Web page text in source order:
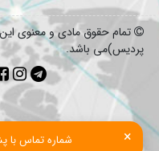
تمام حقوق مادی و معنوی
پردیس)می باشد.
شماره تماس با ×